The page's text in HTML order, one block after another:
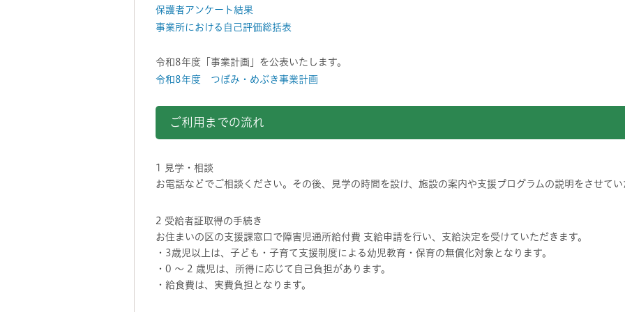
保護者アンケート結果
事業所における自己評価総括表
令和8年度「事業計画」を公表いたします。
令和8年度 つぼみ・めぶき事業計画
ご利用までの流れ
1 見学・相談
お電話などでご相談ください。その後、見学の時間を設け、施設の案内や支援プログラムの説明をさせてい
2 受給者証取得の手続き
お住まいの区の支援課窓口で障害児通所給付費 支給申請を行い、支給決定を受けていただきます。
・3歳児以上は、子ども・子育て支援制度による幼児教育・保育の無償化対象となります。
・0 ～ 2 歳児は、所得に応じて自己負担があります。
・給食費は、実費負担となります。